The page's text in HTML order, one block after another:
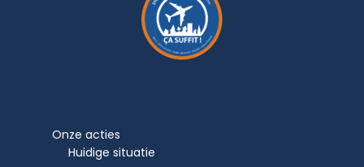
Onze acties
Huidige situatie